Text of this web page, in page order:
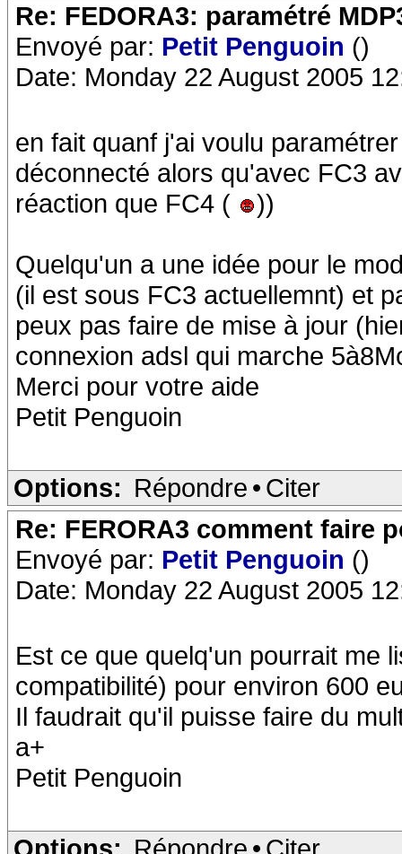
Re: FEDORA3: paramétré
Envoyé par: Petit Penguoin ()
Date: Monday 22 August 2005
en fait quanf j'ai voulu
déconnecté alors qu'avec FC3
réaction que FC4 (
))
Quelqu'un a une idée pour le
(il est sous FC3 actuellemnt) et
peux pas faire de mise à jour
connexion adsl qui marche
Merci pour votre aide
Petit Penguoin
Options: Répondre • Citer
Re: FERORA3 comment faire
Envoyé par: Petit Penguoin ()
Date: Monday 22 August 2005
Est ce que quelq'un pourrait me
compatibilité) pour environ 600
Il faudrait qu'il puisse faire du
a+
Petit Penguoin